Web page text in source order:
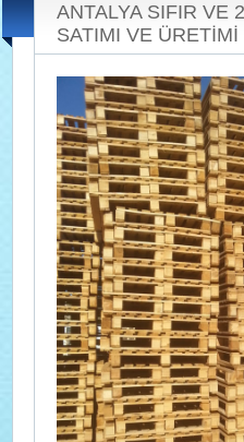
ANTALYA SIFIR VE
SATIMI VE ÜRETİMİ